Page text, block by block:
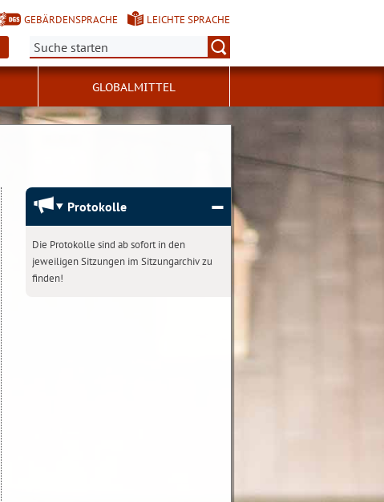
GEBÄRDENSPRACHE LEICHTE SPRACHE
Suche:
GLOBALMITTEL
Protokolle
Die Protokolle sind ab sofort in den
jeweiligen Sitzungen im Sitzungarchiv zu
finden!